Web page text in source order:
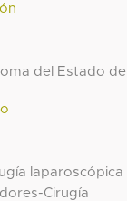
del Estado de
laparoscópica
Cirugía